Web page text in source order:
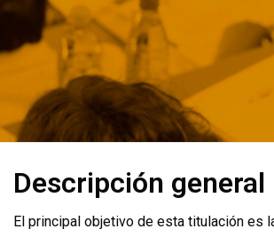
Descripción general
El principal objetivo de esta titulación es